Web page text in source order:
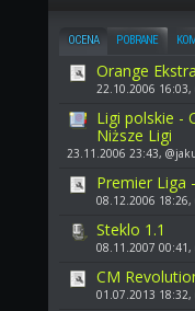
OCENA POBRANE
Orange
22.10.2006 16:03,
Ligi polskie -
Niższe Ligi
23.11.2006 23:43,
Premier Liga
08.12.2006 18:26,
Steklo 1.1
08.11.2007 00:41,
CM
01.07.2013 18:32,